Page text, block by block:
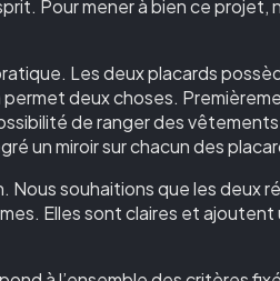
Pour mener à bien ce projet,
Les deux placards
deux choses.
de ranger des
un miroir sur chacun des
Nous souhaitions que les deux
Elles sont claires et ajoutent